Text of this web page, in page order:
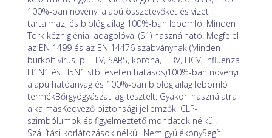
100%-ban növényi alapú összetevőket és vizet
tartalmaz, és biológiailag 100%-ban lebomló. Minden
Tork kézhigiéniai adagolóval (S1) használható. Megfelel
az EN 1499 és az EN 14476 szabványnak (Minden
burkolt vírus, pl. HIV, SARS, korona, HBV, HCV, influenza
H1N1 és H5N1 stb. esetén hatásos)100%-ban növényi
alapú hatóanyag és 100%-ban biológiailag lebomló
termékBőrgyógyászatilag tesztelt: Gyakori használatra
alkalmasKedvező biztonsági jellemzők. CLP-
szimbólumok és figyelmeztető mondatok nélkül.
Szállítási korlátozások nélkül. Nem gyúlékonySegít